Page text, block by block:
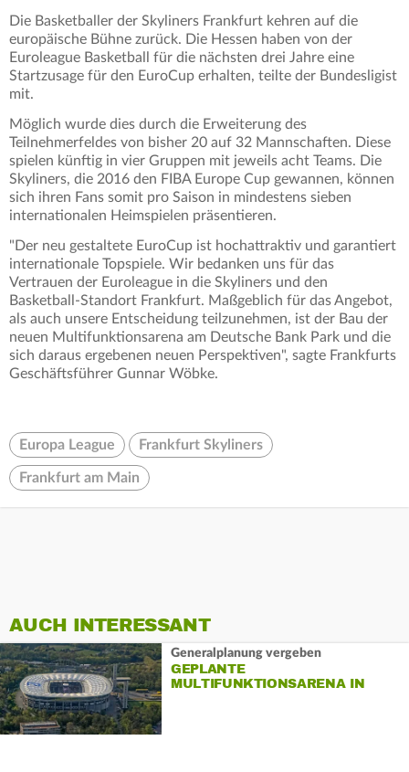
Die Basketballer der Skyliners Frankfurt kehren auf die
europäische Bühne zurück. Die Hessen haben von der
Euroleague Basketball für die nächsten drei Jahre eine
Startzusage für den EuroCup erhalten, teilte der Bundesligist
mit.
Möglich wurde dies durch die Erweiterung des
Teilnehmerfeldes von bisher 20 auf 32 Mannschaften. Diese
spielen künftig in vier Gruppen mit jeweils acht Teams. Die
Skyliners, die 2016 den FIBA Europe Cup gewannen, können
sich ihren Fans somit pro Saison in mindestens sieben
internationalen Heimspielen präsentieren.
"Der neu gestaltete EuroCup ist hochattraktiv und garantiert
internationale Topspiele. Wir bedanken uns für das
Vertrauen der Euroleague in die Skyliners und den
Basketball-Standort Frankfurt. Maßgeblich für das Angebot,
als auch unsere Entscheidung teilzunehmen, ist der Bau der
neuen Multifunktionsarena am Deutsche Bank Park und die
sich daraus ergebenen neuen Perspektiven", sagte Frankfurts
Geschäftsführer Gunnar Wöbke.
Europa League Frankfurt Skyliners
Frankfurt am Main
AUCH INTERESSANT
Generalplanung vergeben
GEPLANTE
MULTIFUNKTIONSARENA IN